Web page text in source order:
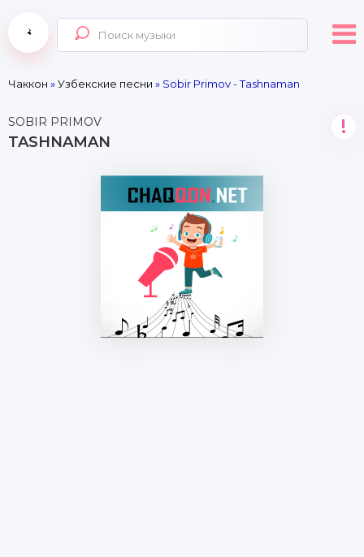
Чаккон »Узбекские песни » Sobir Primov - Tashnaman
SOBIR PRIMOV
TASHNAMAN
!